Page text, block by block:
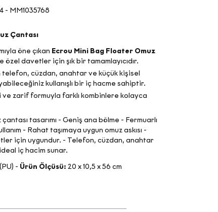
- MM1035768
Çantası
öne çıkan Ecrou Mini Bag Floater Omuz
özel davetler için şık bir tamamlayıcıdır.
telefon, cüzdan, anahtar ve küçük kişisel
kullanışlı bir iç hacme sahiptir.
ve zarif formuyla farklı kombinlere kolayca
tasarımı - Geniş ana bölme - Fermuarlı
- Rahat taşımaya uygun omuz askısı -
için uygundur. - Telefon, cüzdan, anahtar
iç hacim sunar.
- Ürün Ölçüsü: 20 x 10,5 x 56 cm